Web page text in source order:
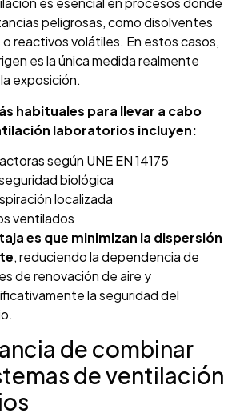
peligrosas, como disolventes
reactivos volátiles. En estos casos,
es la única medida realmente
exposición.
habituales para llevar a cabo
laboratorios incluyen:
según UNE EN 14175
biológica
localizada
ventilados
es que minimizan la dispersión
, reduciendo la dependencia de
de renovación de aire y
la seguridad del
de combinar
de ventilación